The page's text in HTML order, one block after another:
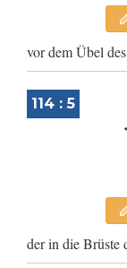
vor dem Übel
114 : 5
der in die Brüste